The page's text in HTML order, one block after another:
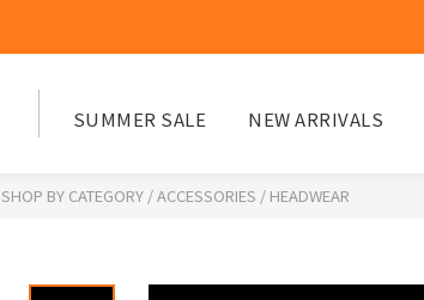
SUMMER SALE NEW ARRIVALS
SHOP BY CATEGORY /ACCESSORIES / HEADWEAR